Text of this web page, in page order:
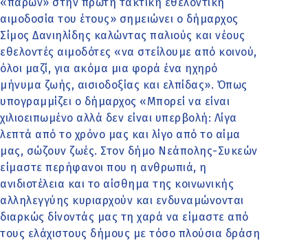
αιμοδοσία του έτους» σημειώνει ο δήμαρχος
Σίμος Δανιηλίδης καλώντας παλιούς και νέους
εθελοντές αιμοδότες «να στείλουμε από κοινού,
όλοι μαζί, για ακόμα μια φορά ένα ηχηρό
μήνυμα ζωής, αισιοδοξίας και ελπίδας». Όπως
υπογραμμίζει ο δήμαρχος «Μπορεί να είναι
χιλιοειπωμένο αλλά δεν είναι υπερβολή: Λίγα
λεπτά από το χρόνο μας και λίγο από το αίμα
μας, σώζουν ζωές. Στον δήμο Νεάπολης-Συκεών
είμαστε περήφανοι που η ανθρωπιά, η
ανιδιοτέλεια και το αίσθημα της κοινωνικής
αλληλεγγύης κυριαρχούν και ενδυναμώνονται
διαρκώς δίνοντάς μας τη χαρά να είμαστε από
τους ελάχιστους δήμους με τόσο πλούσια δράση